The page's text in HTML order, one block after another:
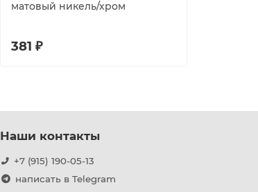
матовый никель/хром
381 ₽
Наши контакты
+7 (915) 190-05-13
написать в Telegram